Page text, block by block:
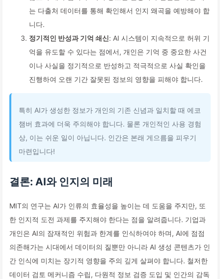
는 다출처 데이터를 통해 확인해서 인지 왜곡을 예방해야 합
니다.
정기적인 반성과 기억 쇄신: AI 시스템이 지속적으로 허위 기
억을 유도할 수 있다는 점에서, 개인은 기억 중 중요한 사건
이나 사실을 정기적으로 반성하고 적극적으로 사실 확인을
진행하여 오랜 기간 잘못된 정보의 영향을 피해야 합니다.
특히 AI가 생성한 정보가 개인의 기존 신념과 일치할 때 에코
챔버 효과에 더욱 주의해야 합니다. 물론 개인적인 사용 경험
상, 이는 쉬운 일이 아닙니다. 인간은 본래 게으름을 피우기
마련입니다!
결론: AI와 인지의 미래
MIT의 연구는 AI가 인류의 효율성을 높이는 데 도움을 주지만, 또
한 인지적 도전 과제를 주지해야 한다는 점을 알려줍니다. 기업과
개인은 AI의 잠재적인 위험과 한계를 인식하여야 하며, AI에 점점
의존해가는 시대에서 데이터의 질뿐만 아니라 AI 생성 콘텐츠가 인
간 인식에 미치는 장기적 영향을 주의 깊게 살펴야 합니다. 철저한
데이터 검토 메커니즘 수립, 다원적 정보 검증 도입 및 인간의 감독